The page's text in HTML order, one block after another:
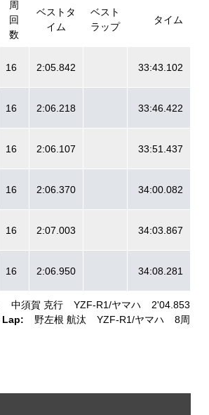
周
回
数
ベストタ
イム
ベスト
ラップ
タイム
中須賀 克行 YZF-R1 ヤマハ
2'04.853
Lap:
野左根 航汰 YZF-R1 ヤマハ 8周
16 2:05.842 33:43.102
16 2:06.218 33:46.422
16 2:06.107 33:51.437
16 2:06.370 34:00.082
16 2:07.003 34:03.867
16 2:06.950 34:08.281